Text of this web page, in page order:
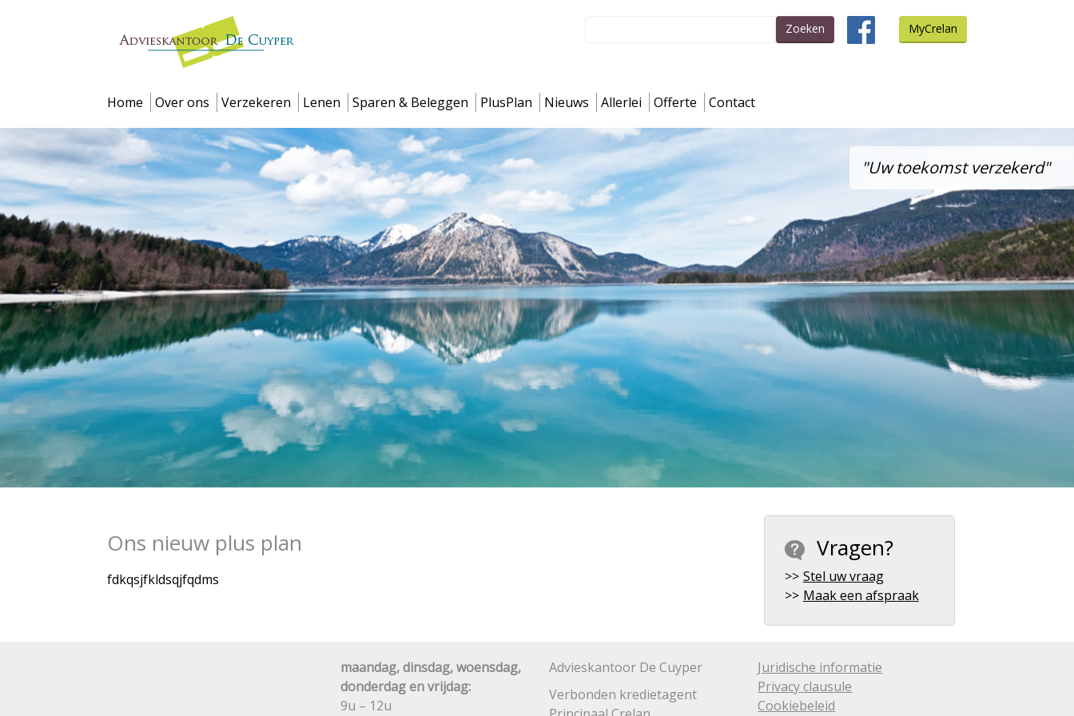
Zoeken MyCrelan
Home Over ons Verzekeren Lenen Sparen & Beleggen PlusPlan Nieuws Allerlei Offerte Contact
"Uw toekomst verzekerd"
Ons nieuw plus plan
fdkqsjfkldsqjfqdms
Vragen?
Stel uw vraag
Maak een afspraak
maandag, dinsdag, woensdag,
donderdag en vrijdag:
9u – 12u
Advieskantoor De Cuyper
Verbonden kredietagent
Juridische informatie
Privacy clausule
Cookiebeleid